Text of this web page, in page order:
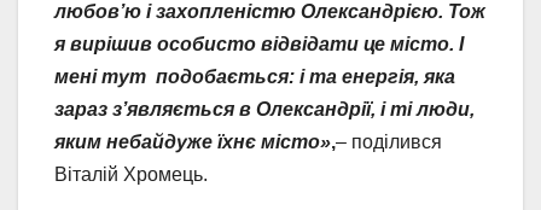
любов’ю і захопленістю Олександрією. Тож
я вирішив особисто відвідати це місто. І
мені тут подобається: і та енергія, яка
зараз з’являється в Олександрії, і ті люди,
яким небайдуже їхнє місто»,– поділився
Віталій Хромець.